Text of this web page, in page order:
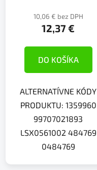
10,06 € bez DPH
12,37 €
DO KOŠÍKA
ALTERNATÍVNE KÓDY
PRODUKTU: 1359960
99707021893
LSX0561002 484769
0484769